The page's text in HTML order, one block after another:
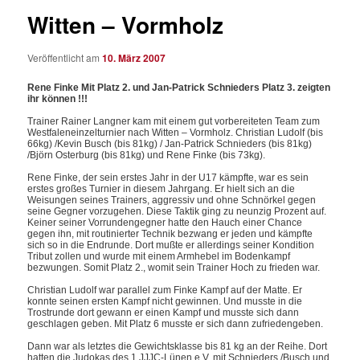
Witten – Vormholz
Veröffentlicht am10. März 2007
Rene Finke Mit Platz 2. und Jan-Patrick Schnieders Platz 3. zeigten
ihr können !!!
Trainer Rainer Langner kam mit einem gut vorbereiteten Team zum
Westfaleneinzelturnier nach Witten – Vormholz. Christian Ludolf (bis
66kg) /Kevin Busch (bis 81kg) / Jan-Patrick Schnieders (bis 81kg)
/Björn Osterburg (bis 81kg) und Rene Finke (bis 73kg).
Rene Finke, der sein erstes Jahr in der U17 kämpfte, war es sein
erstes großes Turnier in diesem Jahrgang. Er hielt sich an die
Weisungen seines Trainers, aggressiv und ohne Schnörkel gegen
seine Gegner vorzugehen. Diese Taktik ging zu neunzig Prozent auf.
Keiner seiner Vorrundengegner hatte den Hauch einer Chance
gegen ihn, mit routinierter Technik bezwang er jeden und kämpfte
sich so in die Endrunde. Dort mußte er allerdings seiner Kondition
Tribut zollen und wurde mit einem Armhebel im Bodenkampf
bezwungen. Somit Platz 2., womit sein Trainer Hoch zu frieden war.
Christian Ludolf war parallel zum Finke Kampf auf der Matte. Er
konnte seinen ersten Kampf nicht gewinnen. Und musste in die
Trostrunde dort gewann er einen Kampf und musste sich dann
geschlagen geben. Mit Platz 6 musste er sich dann zufriedengeben.
Dann war als letztes die Gewichtsklasse bis 81 kg an der Reihe. Dort